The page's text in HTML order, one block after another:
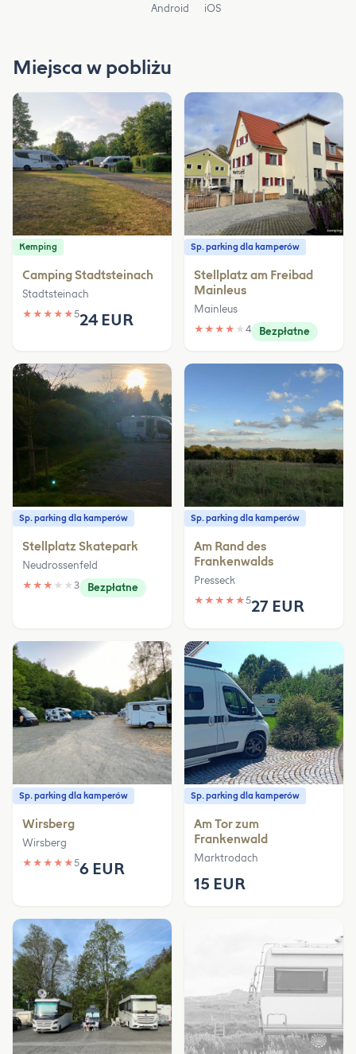
Android iOS
Miejsca w pobliżu
Kemping
Camping Stadtsteinach
Stadtsteinach
★ ★ ★ ★ ★524 EUR
Sp. parking dla kamperów
Stellplatz am Freibad
Mainleus
Mainleus
★ ★ ★ ★ ★ 4 Bezpłatne
Sp. parking dla kamperów
Stellplatz Skatepark
Neudrossenfeld
★ ★ ★ ★ ★ 3 Bezpłatne
Sp. parking dla kamperów
Am Rand des
Frankenwalds
Presseck
★ ★ ★ ★ ★527 EUR
Sp. parking dla kamperów
Wirsberg
Wirsberg
★ ★ ★ ★ ★56 EUR
Sp. parking dla kamperów
Am Tor zum
Frankenwald
Marktrodach
15 EUR